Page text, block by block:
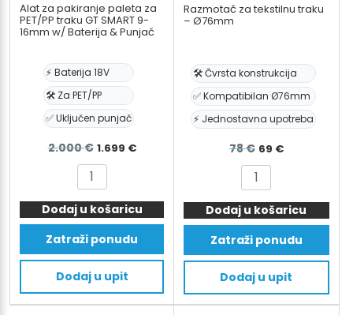
Alat za pakiranje paleta za
PET/PP traku GT SMART 9-
16mm w/ Baterija & Punjač
⚡ Baterija 18V
🛠️ Za PET/PP
✅ Uključen punjač
2.000€ Izvorna
cijena
bila
je:
2.000 €.
1.699 €Trenutna
1.699 €.
Alat
za
pakiranje
paleta
za
PET/PP
traku
GT
Dodaj u košaricu
Zatraži ponudu
Dodaj u upit
Razmotač za tekstilnu traku
– Ø76mm
🛠️ Čvrsta konstrukcija
✅ Kompatibilan Ø76mm
⚡ Jednostavna upotreba
78€ Izvorna
cijena
bila
je:
78 €.
69 €Trenutna
69 €.
Razmotač
za
tekstilnu
traku
-
Ø76mm
količina
Dodaj u košaricu
Zatraži ponudu
Dodaj u upit